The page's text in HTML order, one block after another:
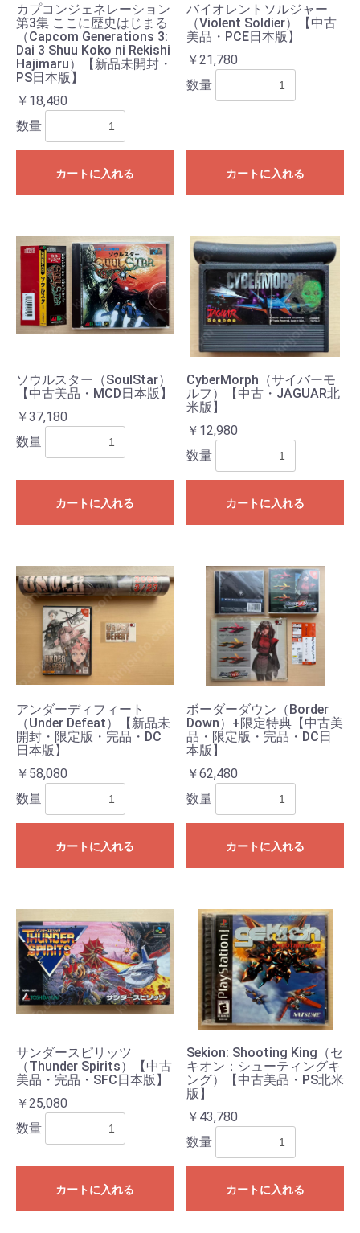
カプコンジェネレーション
第3集 ここに歴史はじまる
（Capcom Generations 3:
Dai 3 Shuu Koko ni Rekishi
Hajimaru）【新品未開封・
PS日本版】
￥18,480
数量
カートに入れる
バイオレントソルジャー
（Violent Soldier）【中古
美品・PCE日本版】
￥21,780
数量
カートに入れる
ソウルスター（SoulStar）
【中古美品・MCD日本版】
￥37,180
数量
カートに入れる
CyberMorph（サイバーモ
ルフ）【中古・JAGUAR北
米版】
￥12,980
数量
カートに入れる
アンダーディフィート
（Under Defeat）【新品未
開封・限定版・完品・DC
日本版】
￥58,080
数量
カートに入れる
ボーダーダウン（Border
Down）+限定特典【中古美
品・限定版・完品・DC日
本版】
￥62,480
数量
カートに入れる
サンダースピリッツ
（Thunder Spirits）【中古
美品・完品・SFC日本版】
￥25,080
数量
カートに入れる
Sekion: Shooting King（セ
キオン：シューティングキ
ング）【中古美品・PS北米
版】
￥43,780
数量
カートに入れる
お買い物を続ける カートへ進む